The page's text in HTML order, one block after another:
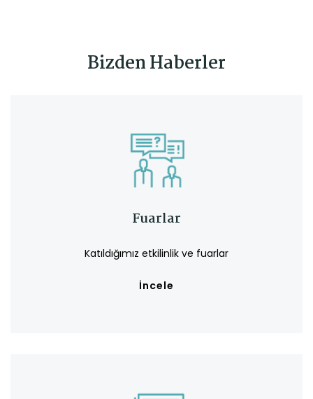
Bizden Haberler
Fuarlar
Katıldığımız etkilinlik ve fuarlar
İncele